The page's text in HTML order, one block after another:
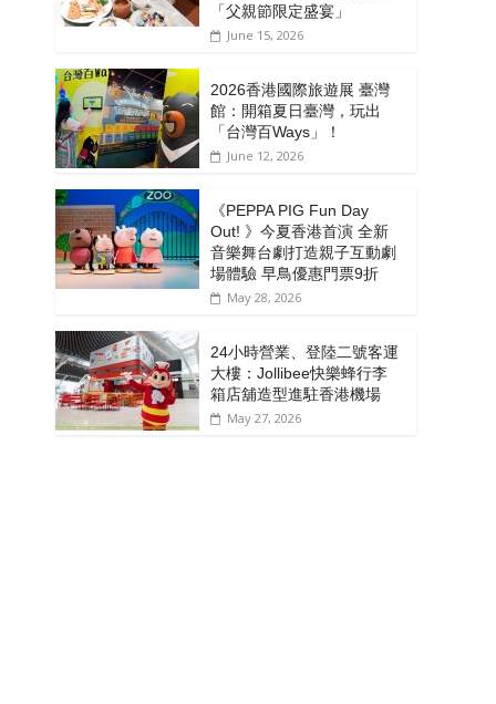
「⽗親節限定盛宴」
June 15, 2026
2026香港國際旅遊展 臺灣
館：開箱夏日臺灣，玩出
「台灣百Ways」！
June 12, 2026
《PEPPA PIG Fun Day
Out! 》今夏香港首演 全新
音樂舞台劇打造親子互動劇
場體驗 早鳥優惠門票9折
May 28, 2026
24小時營業、登陸二號客運
大樓：Jollibee快樂蜂行李
箱店舖造型進駐香港機場
May 27, 2026